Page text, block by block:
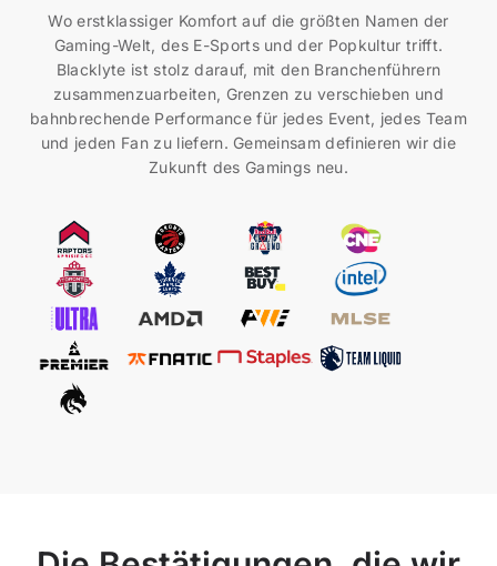
Wo erstklassiger Komfort auf die größten Namen der
Gaming-Welt, des E-Sports und der Popkultur trifft.
Blacklyte ist stolz darauf, mit den Branchenführern
zusammenzuarbeiten, Grenzen zu verschieben und
bahnbrechende Performance für jedes Event, jedes Team
und jeden Fan zu liefern. Gemeinsam definieren wir die
Zukunft des Gamings neu.